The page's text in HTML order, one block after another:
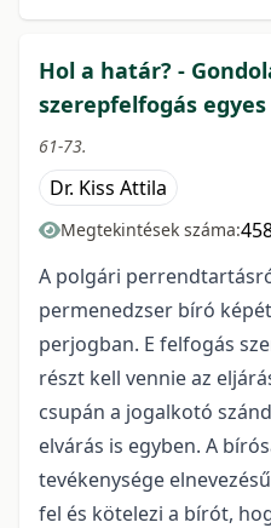
Hol a határ? -
szerepfelfogás
61-73.
Dr. Kiss Attila
Megtekintések száma:
A polgári
permenedzser bíró
perjogban. E felfogás
részt kell vennie az
csupán a jogalkotó
elvárás is egyben. A
tevékenysége
fel és kötelezi a bírót,